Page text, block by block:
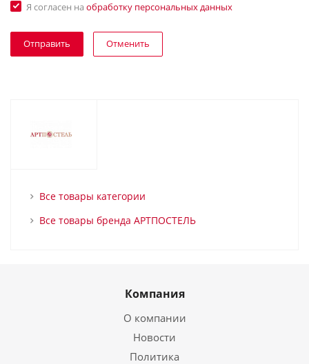
Я согласен на обработку персональных данных
Отменить
Все товары категории
Все товары бренда АРТПОСТЕЛЬ
Компания
О компании
Новости
Политика